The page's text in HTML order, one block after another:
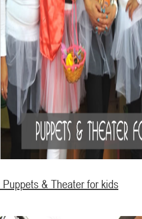
Puppets & Theater for kids